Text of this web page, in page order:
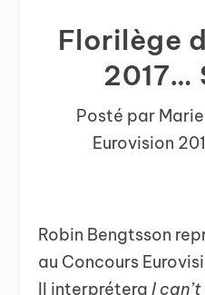
Florilège
2017…
Posté par Marie
Eurovision
Robin Bengtsson
au Concours
Il interpréteraI